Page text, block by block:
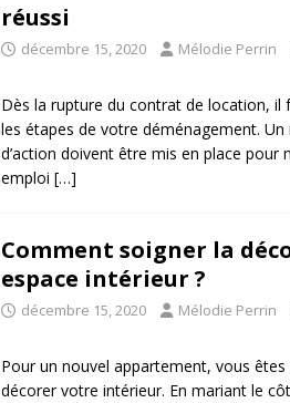
réussi
décembre 15, 2020 Mélodie Perrin
Dès la rupture du contrat de location, il
les étapes de votre déménagement. Un
d’action doivent être mis en place pour
emploi […]
Comment soigner la
espace intérieur ?
décembre 15, 2020 Mélodie Perrin
Pour un nouvel appartement, vous êtes
décorer votre intérieur. En mariant le